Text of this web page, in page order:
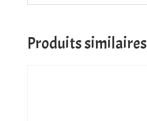
Produits similaires